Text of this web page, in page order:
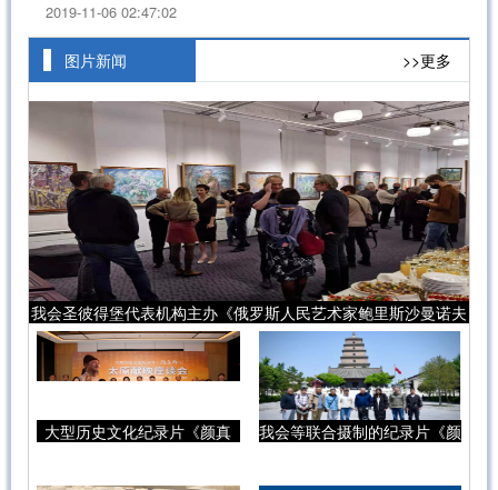
2019-11-06 02:47:02
图片新闻 >>更多
我会圣彼得堡代表机构主办《俄罗斯人民艺术家鲍里斯沙曼诺夫
与他艺术风格、绘画技法传承人安娜卡尔尼利耶娃画展》
大型历史文化纪录片《颜真
我会等联合摄制的纪录片《颜